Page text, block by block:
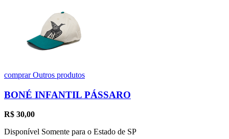
comprarOutros produtos
BONÉ INFANTIL PÁSSARO
R$ 30,00
Disponível Somente para o Estado de SP